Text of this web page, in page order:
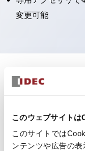
このウェブサイト
このサイトでは
ンテンツや広告の
変更可能
ドキュメントと
カタログ 規格・認証